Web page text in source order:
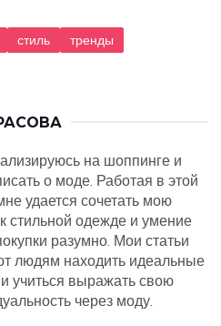
стиль тренды
на шоппинге и
о моде. Работая в этой
удается сочетать мою
стильной одежде и умение
разумно. Мои статьи
людям находить идеальные
учиться выражать свою
через моду.